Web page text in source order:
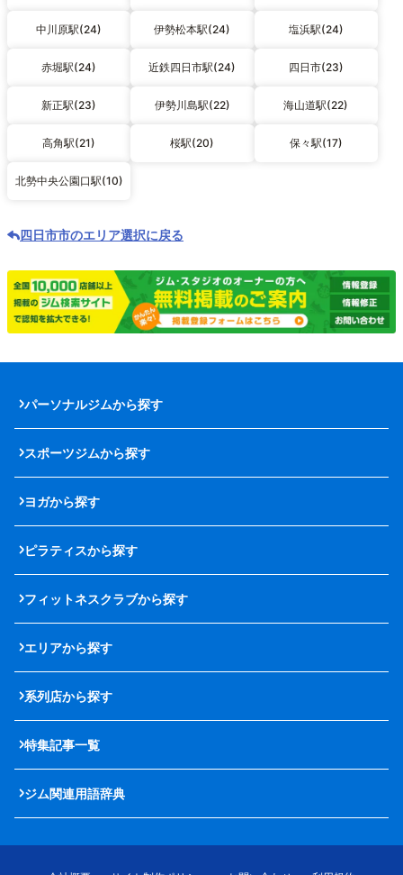
中川原駅(24) 伊勢松本駅(24) 塩浜駅(24)
赤堀駅(24) 近鉄四日市駅(24) 四日市(23)
新正駅(23) 伊勢川島駅(22) 海山道駅(22)
高角駅(21) 桜駅(20) 保々駅(17)
北勢中央公園口駅(10)
四日市市のエリア選択に戻る
パーソナルジムから探す
スポーツジムから探す
ヨガから探す
ピラティスから探す
フィットネスクラブから探す
エリアから探す
系列店から探す
特集記事一覧
ジム関連用語辞典